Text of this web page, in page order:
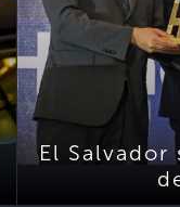
El Salvador